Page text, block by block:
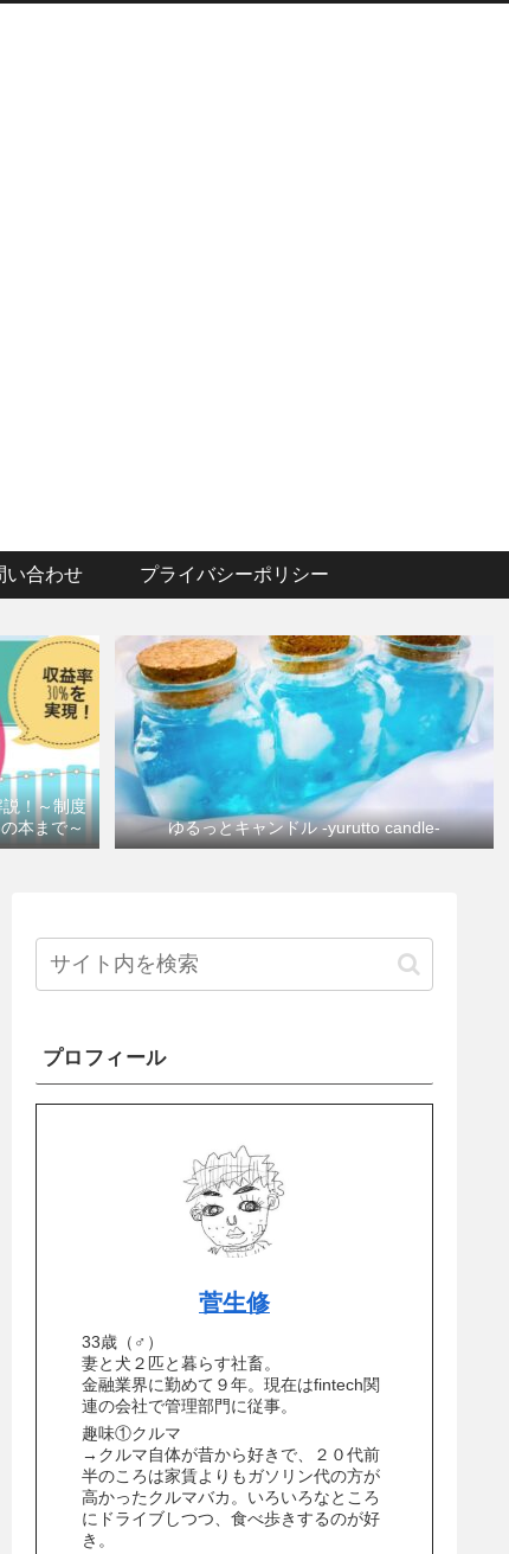
い合わせ プライバシーポリシー
！～制度
本まで～
ゆるっとキャンドル -yurutto candle-
プロフィール
菅生修
33歳（♂）
妻と犬２匹と暮らす社畜。
金融業界に勤めて９年。現在はfintech関
連の会社で管理部門に従事。
趣味①クルマ
→クルマ自体が昔から好きで、２０代前
半のころは家賃よりもガソリン代の方が
高かったクルマバカ。いろいろなところ
にドライブしつつ、食べ歩きするのが好
き。